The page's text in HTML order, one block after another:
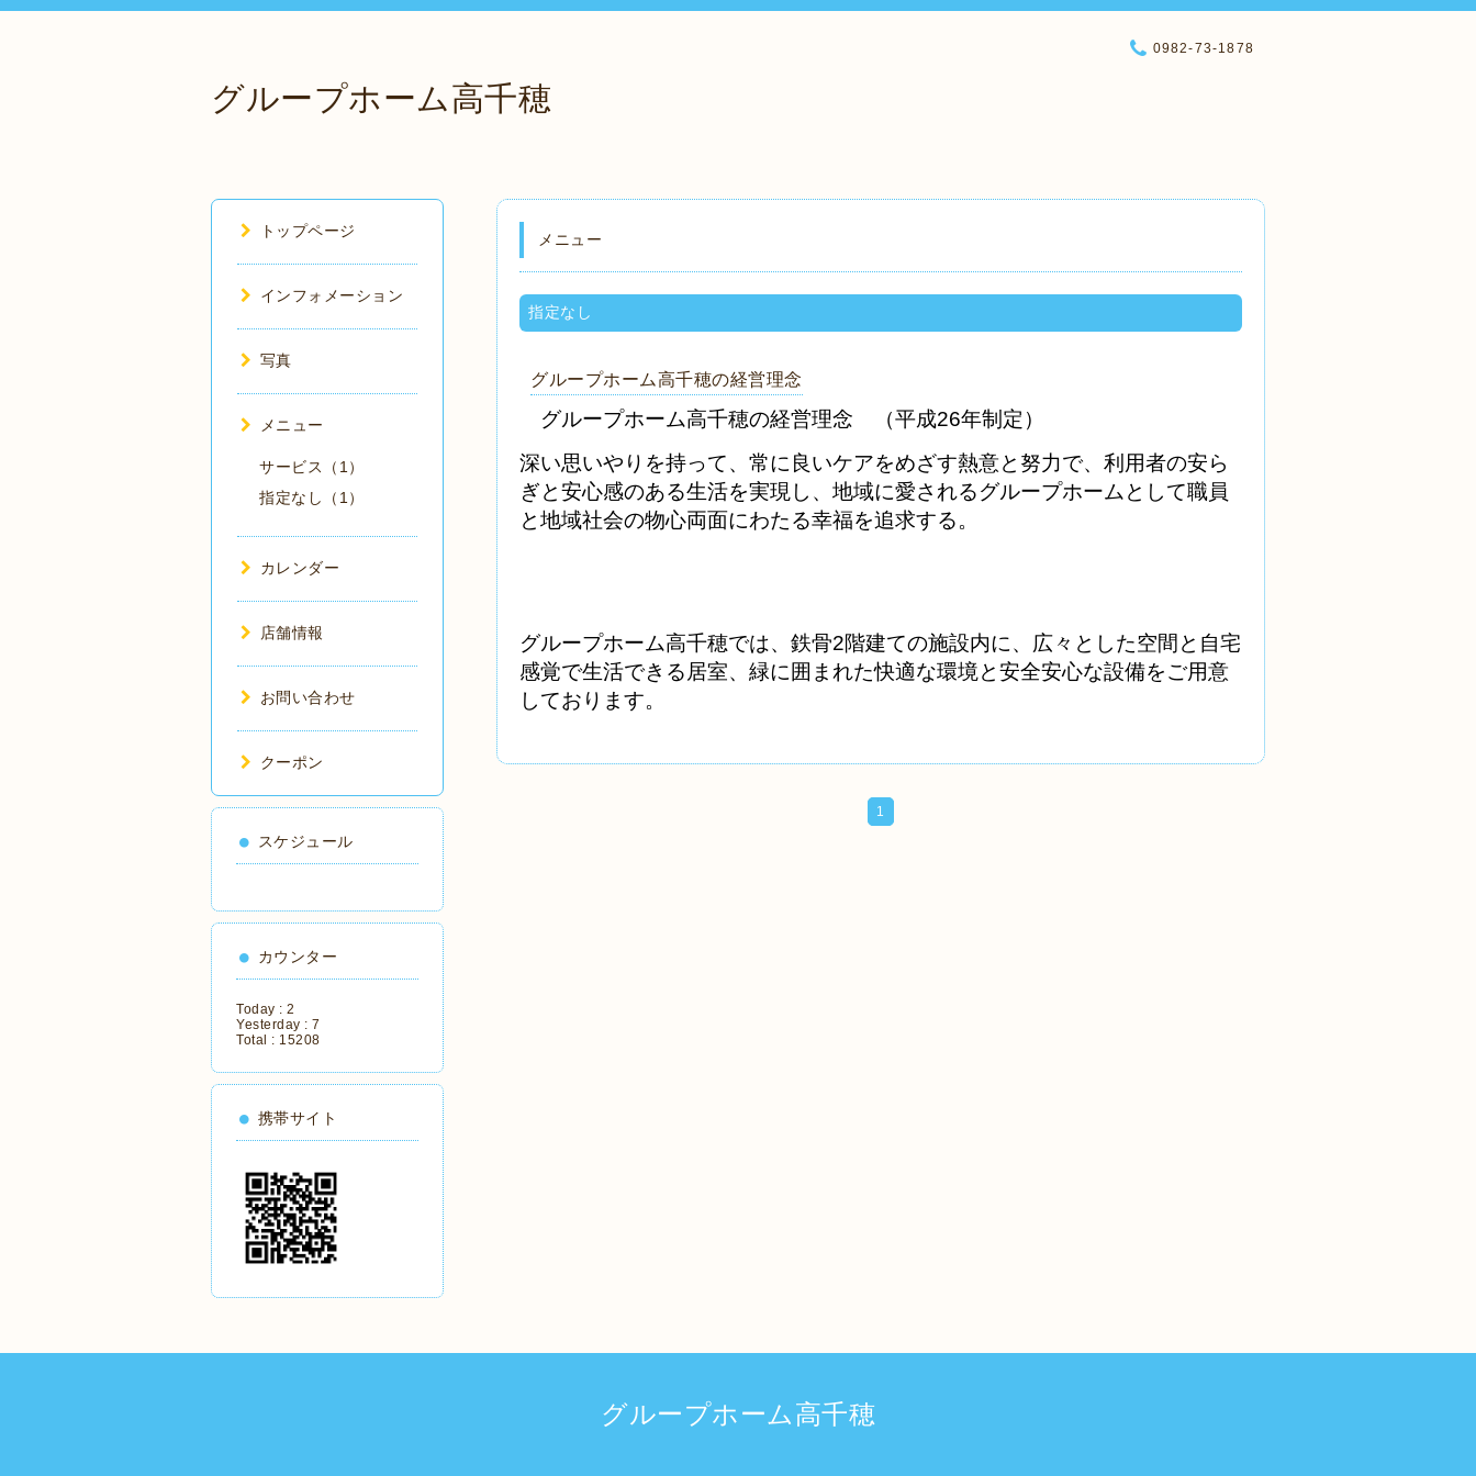
グループホーム高千穂
0982-73-1878
メニュー
指定なし
グループホーム高千穂の経営理念
グループホーム高千穂の経営理念 （平成26年制定）
深い思いやりを持って、常に良いケアをめざす熱意と努力で、利用者の安ら
ぎと安心感のある生活を実現し、地域に愛されるグループホームとして職員
と地域社会の物心両面にわたる幸福を追求する。
グループホーム高千穂では、鉄骨2階建ての施設内に、広々とした空間と自宅
感覚で生活できる居室、緑に囲まれた快適な環境と安全安心な設備をご用意
しております。
1
トップページ
インフォメーション
写真
メニュー
サービス（1）
指定なし（1）
カレンダー
店舗情報
お問い合わせ
クーポン
スケジュール
カウンター
Today : 2
Yesterday : 7
Total : 15208
携帯サイト
グループホーム高千穂